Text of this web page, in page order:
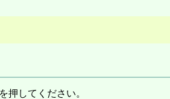
押してください。